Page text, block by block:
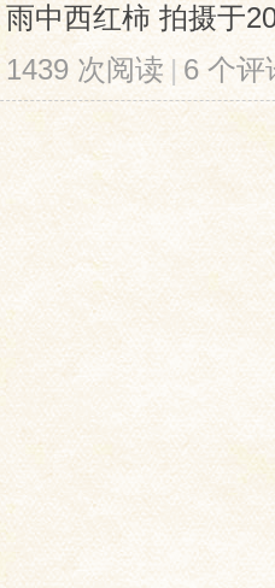
雨中西红柿 拍摄于
1439 次阅读 | 6 个评